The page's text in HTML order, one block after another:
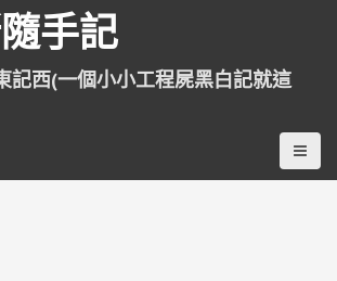
手記
記西(一個小小工程屍黑白記就這